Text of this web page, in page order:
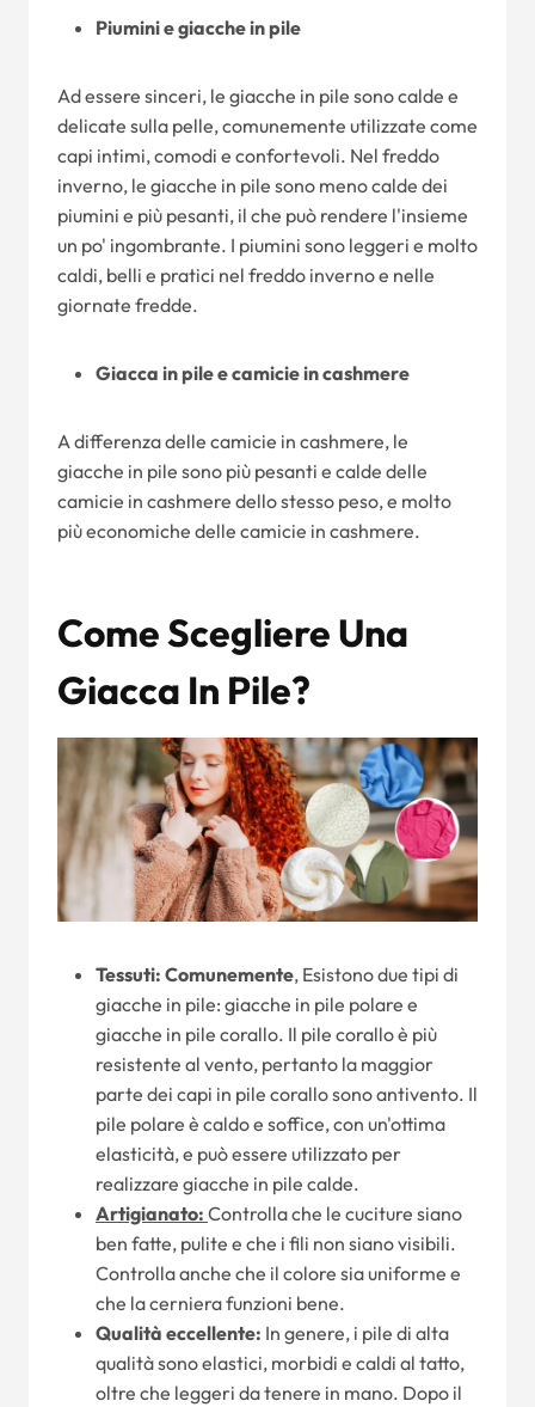
Piumini e giacche in pile
Ad essere sinceri, le giacche in pile sono calde e
delicate sulla pelle, comunemente utilizzate come
capi intimi, comodi e confortevoli. Nel freddo
inverno, le giacche in pile sono meno calde dei
piumini e più pesanti, il che può rendere l'insieme
un po' ingombrante. I piumini sono leggeri e molto
caldi, belli e pratici nel freddo inverno e nelle
giornate fredde.
Giacca in pile e camicie in cashmere
A differenza delle camicie in cashmere, le
giacche in pile sono più pesanti e calde delle
camicie in cashmere dello stesso peso, e molto
più economiche delle camicie in cashmere.
Come Scegliere Una
Giacca In Pile?
Tessuti: Comunemente, Esistono due tipi di
giacche in pile: giacche in pile polare e
giacche in pile corallo. Il pile corallo è più
resistente al vento, pertanto la maggior
parte dei capi in pile corallo sono antivento. Il
pile polare è caldo e soffice, con un'ottima
elasticità, e può essere utilizzato per
realizzare giacche in pile calde.
Artigianato: Controlla che le cuciture siano
ben fatte, pulite e che i fili non siano visibili.
Controlla anche che il colore sia uniforme e
che la cerniera funzioni bene.
Qualità eccellente: In genere, i pile di alta
qualità sono elastici, morbidi e caldi al tatto,
oltre che leggeri da tenere in mano. Dopo il